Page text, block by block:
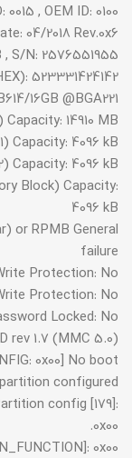
, OEM ID: 0100
04/2018 Rev.0x6
, S/N: 2576551955
523331424142
16GB @BGA221
14910 MB
Capacity: 4096 kB
Capacity: 4096 kB
Block) Capacity:
4096 kB
or RPMB General
failure
Protection: No
Protection: No
Locked: No
rev 1.7 (MMC 5.0)
0x00] No boot
partition configured.
config [179]:
0x00.
0x00